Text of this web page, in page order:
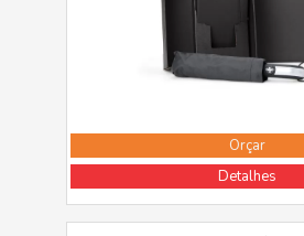
Orçar
Detalhes